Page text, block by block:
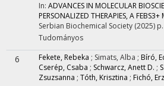
In: ADVANCES IN MOLECULAR
PERSONALIZED THERAPIES, A FEBS3+
Serbian Biochemical Society (2025)
Tudományos
6 Fekete, Rebeka ; Simats, Alba ; Bíró,
Cserép, Csaba ; Schwarcz, Anett D. ;
Zsuzsanna ; Tóth, Krisztina ; Fichó,